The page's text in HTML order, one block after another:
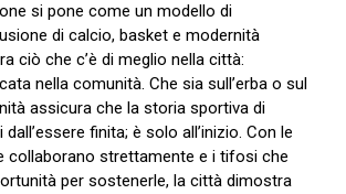
si pone come un modello di
di calcio, basket e modernità
ciò che c’è di meglio nella città:
nella comunità. Che sia sull’erba o sul
assicura che la storia sportiva di
finita; è solo all’inizio. Con le
collaborano strettamente e i tifosi che
per sostenerle, la città dimostra